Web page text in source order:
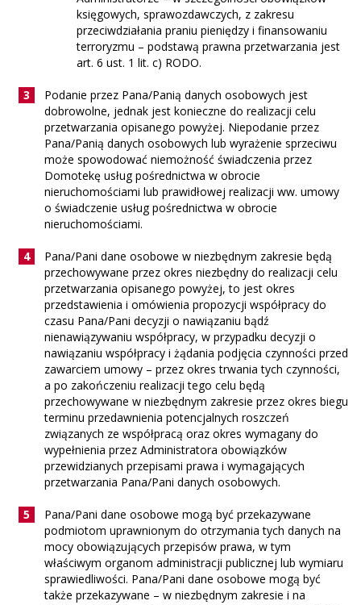
księgowych, sprawozdawczych, z zakresu
przeciwdziałania praniu pieniędzy i finansowaniu
terroryzmu – podstawą prawna przetwarzania jest
art. 6 ust. 1 lit. c) RODO.
Podanie przez Pana/Panią danych osobowych jest
dobrowolne, jednak jest konieczne do realizacji celu
przetwarzania opisanego powyżej. Niepodanie przez
Pana/Panią danych osobowych lub wyrażenie sprzeciwu
może spowodować niemożność świadczenia przez
Domotekę usług pośrednictwa w obrocie
nieruchomościami lub prawidłowej realizacji ww. umowy
o świadczenie usług pośrednictwa w obrocie
nieruchomościami.
Pana/Pani dane osobowe w niezbędnym zakresie będą
przechowywane przez okres niezbędny do realizacji celu
przetwarzania opisanego powyżej, to jest okres
przedstawienia i omówienia propozycji współpracy do
czasu Pana/Pani decyzji o nawiązaniu bądź
nienawiązywaniu współpracy, w przypadku decyzji o
nawiązaniu współpracy i żądania podjęcia czynności przed
zawarciem umowy – przez okres trwania tych czynności,
a po zakończeniu realizacji tego celu będą
przechowywane w niezbędnym zakresie przez okres biegu
terminu przedawnienia potencjalnych roszczeń
związanych ze współpracą oraz okres wymagany do
wypełnienia przez Administratora obowiązków
przewidzianych przepisami prawa i wymagających
przetwarzania Pana/Pani danych osobowych.
Pana/Pani dane osobowe mogą być przekazywane
podmiotom uprawnionym do otrzymania tych danych na
mocy obowiązujących przepisów prawa, w tym
właściwym organom administracji publicznej lub wymiaru
sprawiedliwości. Pana/Pani dane osobowe mogą być
także przekazywane – w niezbędnym zakresie i na